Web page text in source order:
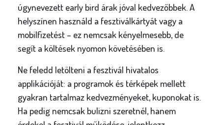
úgynevezett early bird árak jóval kedvezőbbek. A
helyszínen használd a fesztiválkártyát vagy a
mobilfizetést – ez nemcsak kényelmesebb, de
segít a költések nyomon követésében is.
Ne feledd letölteni a fesztivál hivatalos
applikációját: a programok és térképek mellett
gyakran tartalmaz kedvezményeket, kuponokat is.
Ha pedig nemcsak bulizni szeretnél, hanem